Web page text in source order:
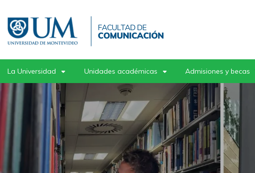
contenido
principal
La Universidad Unidades académicas Admisiones y becas
Postgrados